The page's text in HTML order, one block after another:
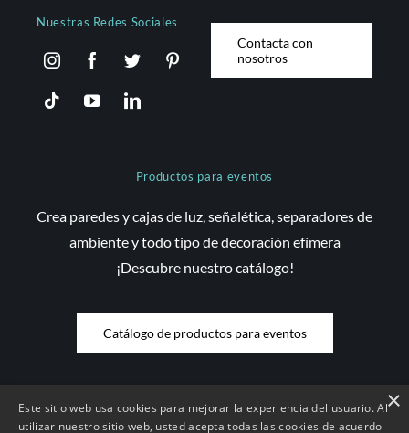
Nuestras Redes Sociales
Contacta con
nosotros
Productos para eventos
Crea paredes y cajas de luz, señalética, separadores de
ambiente y todo tipo de decoración efímera
¡Descubre nuestro catálogo!
Catálogo de productos para eventos
© Copyright 2026 Saez Decom - Todos los derechos reservados | Web
×
Este sitio web usa cookies para mejorar la experiencia del usuario. Al
utilizar nuestro sitio web, usted acepta todas las cookies de acuerdo